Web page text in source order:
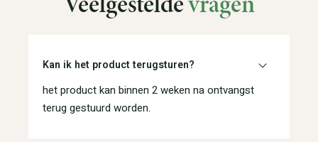
Kan ik het product terugsturen?
het product kan binnen 2 weken na ontvangst
terug gestuurd worden.